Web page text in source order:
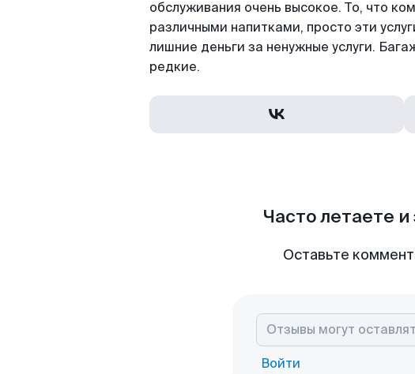
обслуживания очень высокое. То, что
различными напитками, просто эти
лишние деньги за ненужные услуги.
редкие.
Часто летаете
Оставьте
Войти